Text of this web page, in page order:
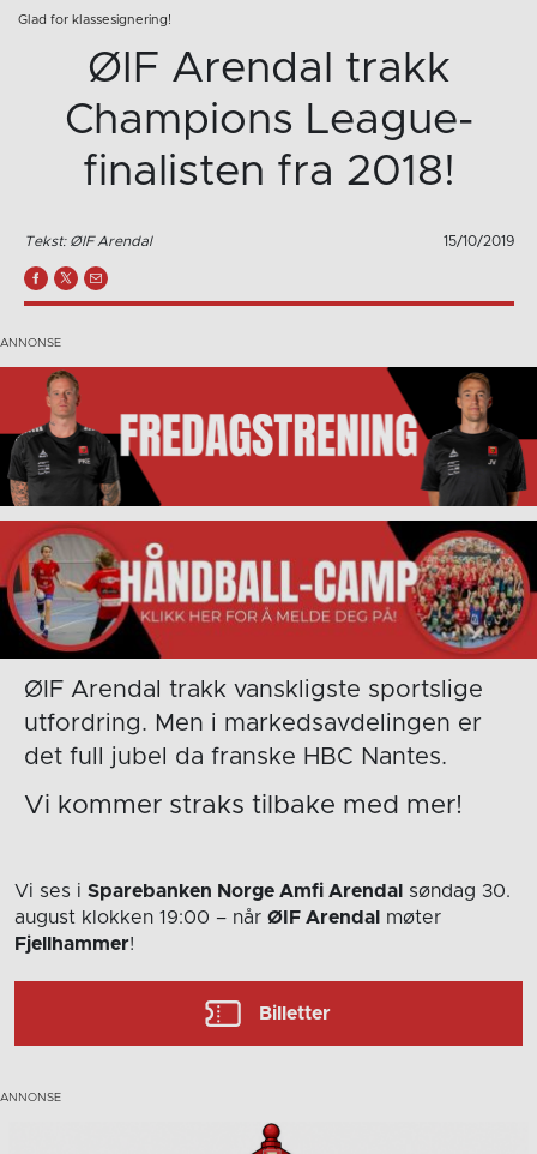
Glad for klassesignering!
ØIF Arendal trakk
Champions League-
finalisten fra 2018!
Tekst: ØIF Arendal 15/10/2019
ØIF Arendal trakk vanskligste sportslige
utfordring. Men i markedsavdelingen er
det full jubel da franske HBC Nantes.
Vi kommer straks tilbake med mer!
Vi ses i Sparebanken Norge Amfi Arendal søndag 30.
august klokken 19:00 – når ØIF Arendal møter
Fjellhammer!
Billetter